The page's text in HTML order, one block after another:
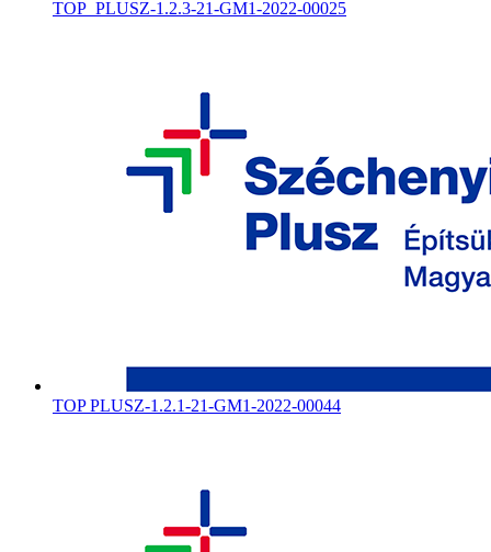
TOP_PLUSZ-1.2.3-21-GM1-2022-00025
TOP PLUSZ-1.2.1-21-GM1-2022-00044